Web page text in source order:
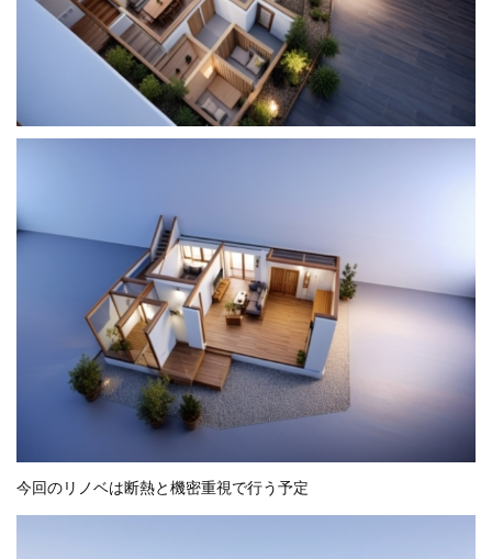
今回のリノベは断熱と機密重視で行う予定